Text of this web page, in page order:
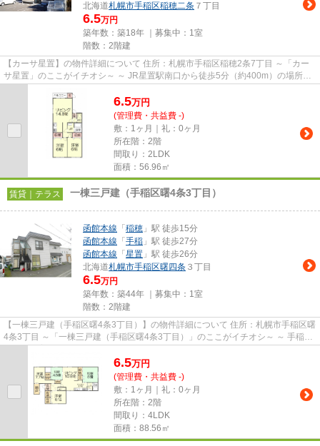
北海道札幌市手稲区稲穂二条 ７丁目
6.5万円
築年数：築18年 ｜募集中： 1室
階数：2階建
【カーサ星置】の物件詳細について 住所：札幌市手稲区稲穂2条7丁目 ～「カー
サ星置」のここがイチオシ～ ～ JR星置駅南口から徒歩5分（約400m）の場所に
6.5万円
(管理費・共益費 -)
敷：1ヶ月｜礼：0ヶ月
所在階：2階
間取り：2LDK
面積：56.96㎡
賃貸｜テラス 一棟三戸建（手稲区曙4条3丁目）
函館本線 「 稲穂 」駅 徒歩15分
函館本線 「 手稲 」駅 徒歩27分
函館本線 「 星置 」駅 徒歩26分
北海道札幌市手稲区曙四条 ３丁目
6.5万円
築年数：築44年 ｜募集中： 1室
階数：2階建
【一棟三戸建（手稲区曙4条3丁目）】の物件詳細について 住所：札幌市手稲区曙
4条3丁目 ～「一棟三戸建（手稲区曙4条3丁目）」のここがイチオシ～ ～ 手稲あ
6.5万円
(管理費・共益費 -)
敷：1ヶ月｜礼：0ヶ月
所在階：2階
間取り：4LDK
面積：88.56㎡